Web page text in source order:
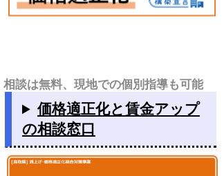
相談は無料、現地での個別指導も可能
価格適正化と賃金アップ
の相談窓口